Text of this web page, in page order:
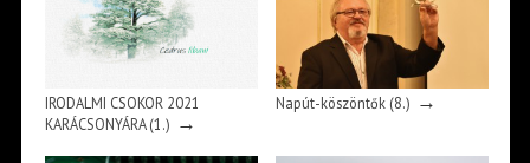
IRODALMI CSOKOR 2021
KARÁCSONYÁRA (1.) →
Napút-köszöntők (8.) →